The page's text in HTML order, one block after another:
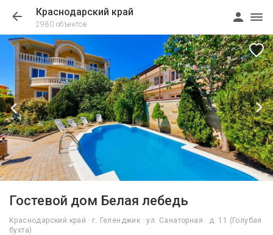
Краснодарский край
2980 объектов
Гостевой дом Белая лебедь
Краснодарский край · г. Геленджик · ул. Санаторная · д. 11 (Голубая
бухта)